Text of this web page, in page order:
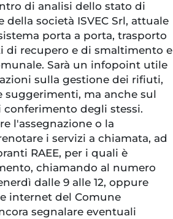
di analisi dello stato di
società ISVEC Srl, attuale
porta a porta, trasporto
recupero e di smaltimento e
Sarà un infopoint utile
sulla gestione dei rifiuti,
suggerimenti, ma anche sul
degli stessi.
l'assegnazione o la
i servizi a chiamata, ad
RAEE, per i quali è
chiamando al numero
dalle 9 alle 12, oppure
internet del Comune
segnalare eventuali